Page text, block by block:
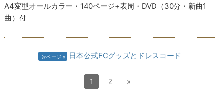
A4変型オールカラー・140ページ+表周・DVD（30分・新曲1
曲）付
次ページ 日本公式FCグッズとドレスコード
1 2 »